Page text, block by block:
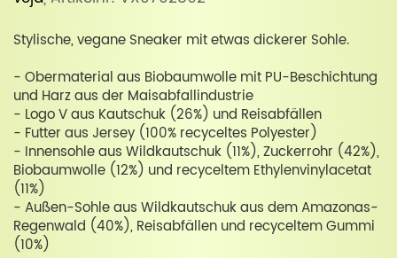
Stylische, vegane Sneaker mit etwas dickerer Sohle.
- Obermaterial aus Biobaumwolle mit PU-Beschichtung
und Harz aus der Maisabfallindustrie
- Logo V aus Kautschuk (26%) und Reisabfällen
- Futter aus Jersey (100% recyceltes Polyester)
- Innensohle aus Wildkautschuk (11%), Zuckerrohr (42%),
Biobaumwolle (12%) und recyceltem Ethylenvinylacetat
(11%)
- Außen-Sohle aus Wildkautschuk aus dem Amazonas-
Regenwald (40%), Reisabfällen und recyceltem Gummi
(10%)